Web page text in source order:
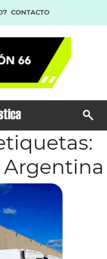
CONTACTO